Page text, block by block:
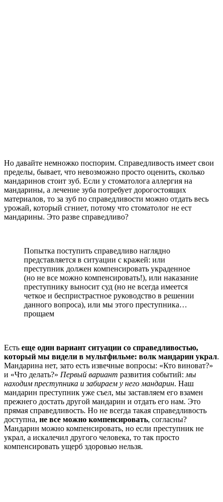
Но давайте немножко поспорим. Справедливость имеет свои
пределы, бывает, что невозможно просто оценить, сколько
мандаринов стоит зуб. Если у стоматолога аллергия на
мандарины, а лечение зуба потребует дорогостоящих
материалов, то за зуб по справедливости можно отдать весь
урожай, который сгниет, потому что стоматолог не ест
мандарины. Это разве справедливо?
Попытка поступить справедливо наглядно
представляется в ситуации с кражей: или
преступник должен компенсировать украденное
(но не все можно компенсировать!), или наказание
преступнику выносит суд (но не всегда имеется
четкое и беспристрастное руководство в решении
данного вопроса), или мы этого преступника…
прощаем
Есть еще один вариант ситуации со справедливостью,
который мы видели в мультфильме: волк мандарин украл.
Мандарина нет, зато есть извечные вопросы: «Кто виноват?»
и «Что делать?» Первый вариант развития событий: мы
находим преступника и забираем у него мандарин. Наш
мандарин преступник уже съел, мы заставляем его взамен
прежнего достать другой мандарин и отдать его нам. Это
прямая справедливость. Но не всегда такая справедливость
доступна, не все можно компенсировать, согласны?
Мандарин можно компенсировать, но если преступник не
украл, а искалечил другого человека, то так просто
компенсировать ущерб здоровью нельзя.